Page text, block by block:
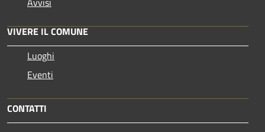
VIVERE IL COMUNE
Luoghi
Eventi
CONTATTI